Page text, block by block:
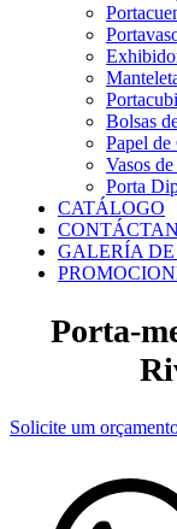
Bolsas
Papel
Vasos
Porta
CATÁLOGO
GALERÍA DE
Porta-
Solicite um